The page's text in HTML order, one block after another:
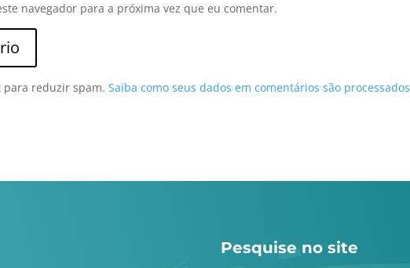
navegador para a próxima vez que eu comentar.
para reduzir spam.Saiba como seus dados em comentários são processados
Pesquise no site